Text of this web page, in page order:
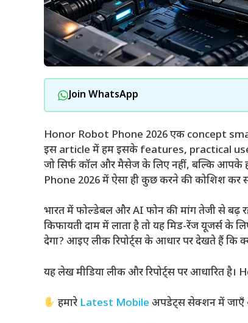
Join WhatsApp
Honor Robot Phone 2026 एक concept
इस article में हम इसके features, practical
जो सिर्फ कॉल और मैसेज के लिए नहीं, बल्कि आपके
Phone 2026 में ऐसा ही कुछ करने की कोशिश कर
भारत में फोल्डेबल और AI फोन की मांग तेजी से बढ़
किफायती दाम में लाता है तो यह मिड-रेंज यूजर्स के
देगा? आइए लीक रिपोर्ट्स के आधार पर देखते हैं कि
यह लेख मीडिया लीक और रिपोर्ट्स पर आधारित है।
हमारे Latest Mobile अपडेट्स सेक्शन में जाएँ